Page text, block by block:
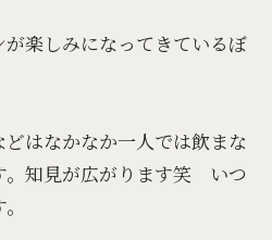
楽しみになってきているぼ
はなかなか一人では飲まな
。知見が広がります笑 いつ